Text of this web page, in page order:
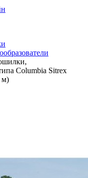
Columbia Sitrex
м)